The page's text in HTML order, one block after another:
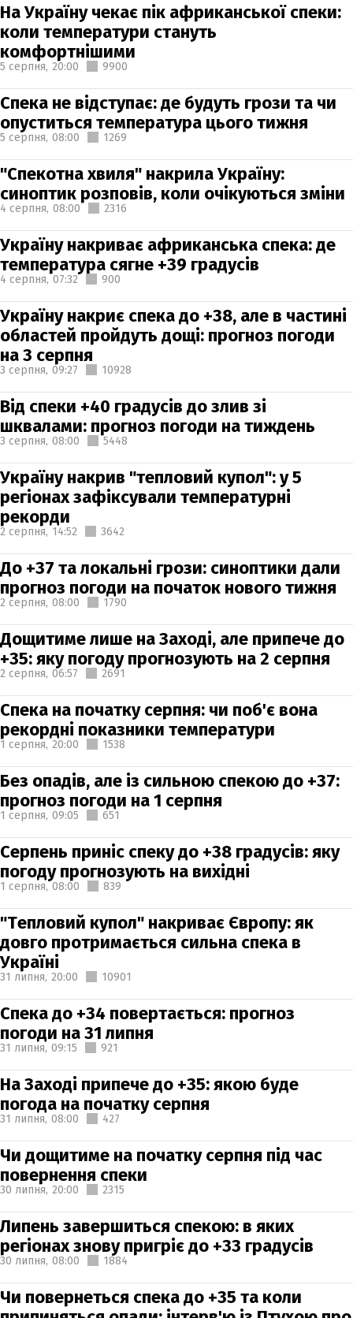
На Україну чекає пік африканської спеки:
коли температури стануть
комфортнішими
5 серпня, 20:00 9900
Спека не відступає: де будуть грози та чи
опуститься температура цього тижня
5 серпня, 08:00 1269
"Спекотна хвиля" накрила Україну:
синоптик розповів, коли очікуються зміни
4 серпня, 08:00 2316
Україну накриває африканська спека: де
температура сягне +39 градусів
4 серпня, 07:32 900
Україну накриє спека до +38, але в частині
областей пройдуть дощі: прогноз погоди
на 3 серпня
3 серпня, 09:27 10928
Від спеки +40 градусів до злив зі
шквалами: прогноз погоди на тиждень
3 серпня, 08:00 5448
Україну накрив "тепловий купол": у 5
регіонах зафіксували температурні
рекорди
2 серпня, 14:52 3642
До +37 та локальні грози: синоптики дали
прогноз погоди на початок нового тижня
2 серпня, 08:00 1790
Дощитиме лише на Заході, але припече до
+35: яку погоду прогнозують на 2 серпня
2 серпня, 06:57 2691
Спека на початку серпня: чи поб'є вона
рекордні показники температури
1 серпня, 20:00 1538
Без опадів, але із сильною спекою до +37:
прогноз погоди на 1 серпня
1 серпня, 09:05 651
Серпень приніс спеку до +38 градусів: яку
погоду прогнозують на вихідні
1 серпня, 08:00 839
"Тепловий купол" накриває Європу: як
довго протримається сильна спека в
Україні
31 липня, 20:00 10901
Спека до +34 повертається: прогноз
погоди на 31 липня
31 липня, 09:15 921
На Заході припече до +35: якою буде
погода на початку серпня
31 липня, 08:00 427
Чи дощитиме на початку серпня під час
повернення спеки
30 липня, 20:00 2315
Липень завершиться спекою: в яких
регіонах знову пригріє до +33 градусів
30 липня, 08:00 1884
Чи повернеться спека до +35 та коли